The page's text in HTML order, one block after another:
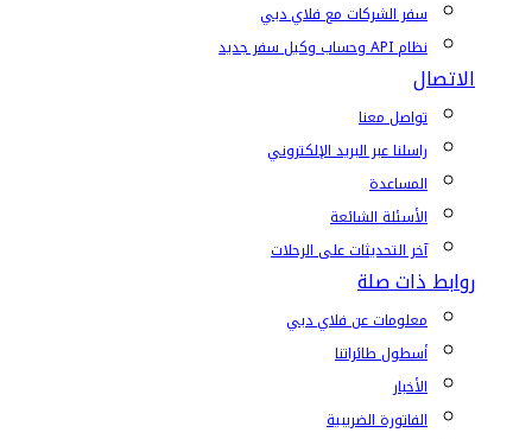
سفر الشركات مع فلاي دبي
نظام API وحساب وكيل سفر جديد
الاتصال
تواصل معنا
راسلنا عبر البريد الإلكتروني
المساعدة
الأسئلة الشائعة
آخر التحديثات على الرحلات
روابط ذات صلة
معلومات عن فلاي دبي
أسطول طائراتنا
الأخبار
الفاتورة الضريبية